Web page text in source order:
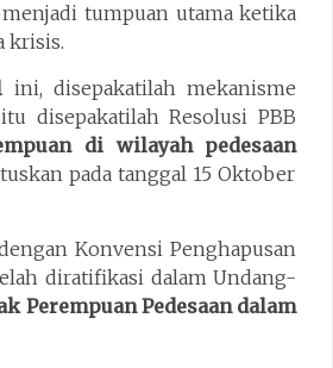
tumpuan utama ketika
krisis.
ini, disepakatilah mekanisme
disepakatilah Resolusi PBB
di wilayah pedesaan
pada tanggal 15 Oktober
Konvensi Penghapusan
diratifikasi dalam Undang-
Perempuan Pedesaan dalam